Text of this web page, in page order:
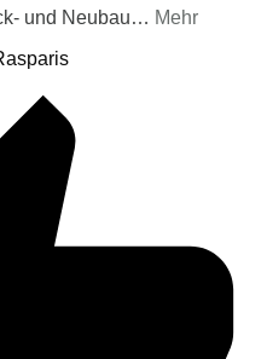
und Neubau… Mehr